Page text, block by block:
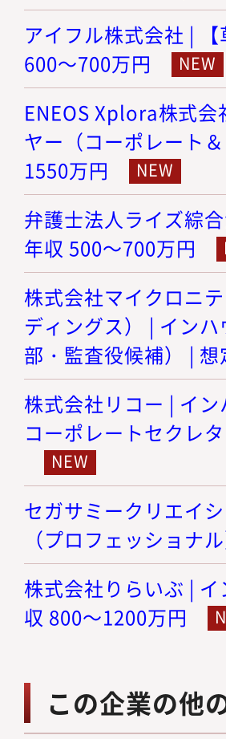
アイフル株式会社 |
600～700万円
ENEOS Xplora株式
ヤー（コーポレート
1550万円
弁護士法人ライズ綜
年収 500～700万円
株式会社マイクロニ
ディングス） | イン
部・監査役候補） |
株式会社リコー | イ
コーポレートセクレ
セガサミークリエイ
（プロフェッショナ
株式会社りらいぶ |
収 800～1200万円
この企業の他